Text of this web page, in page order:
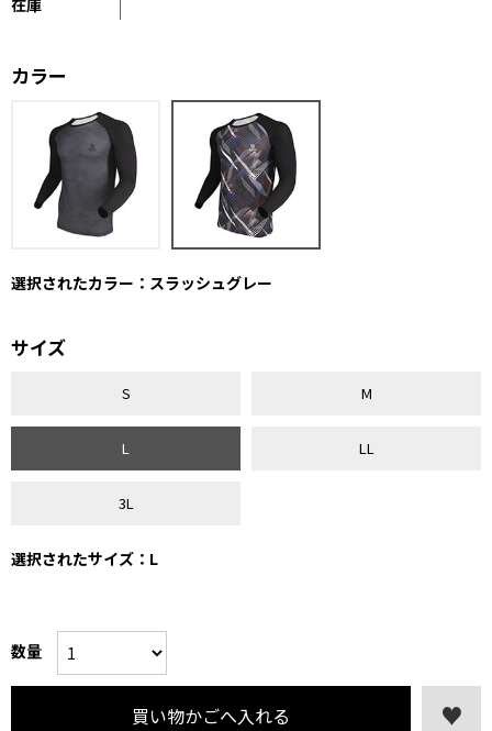
在庫
カラー
選択されたカラー：スラッシュグレー
サイズ
S M
L LL
3L
選択されたサイズ：L
数量